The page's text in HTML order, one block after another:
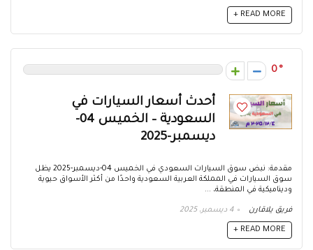
READ MORE +
0
أحدث أسعار السيارات في
السعودية – الخميس 04-
ديسمبر-2025
مقدمة: نبض سوق السيارات السعودي في الخميس 04-ديسمبر-2025 يظل
سوق السيارات في المملكة العربية السعودية واحدًا من أكثر الأسواق حيوية
وديناميكية في المنطقة، ...
فريق يلاقارن 4 ديسمبر، 2025
READ MORE +